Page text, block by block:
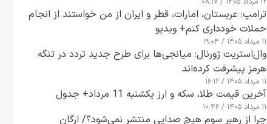
ترامپ: عربستان، امارات، قطر و ایران از من خواستند از انجام
حملات خودداری کنم+ ویدیو
۱۱ مرداد ۱۴۰۵ / ۱۹:۰۴
وال‌استریت ژورنال: میانجی‌ها برای طرح جدید تردد در تنگه
هرمز پیشرفت کرده‌اند
۱۱ مرداد ۱۴۰۵ / ۱۶:۱۲
آخرین قیمت طلا، سکه و ارز یکشنبه 11 مرداد+ جدول
۱۱ مرداد ۱۴۰۵ / ۱۰:۴۶
چرا از رهبر سوم هیچ صدایی منتشر نمی‌شود؟/ ارگان